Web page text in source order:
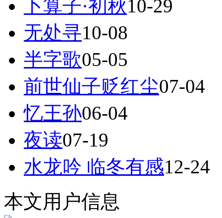
卜算子·初秋10-29
无处寻10-08
半字歌05-05
前世仙子贬红尘07-04
忆王孙06-04
夜读07-19
水龙吟 临冬有感12-24
本文用户信息